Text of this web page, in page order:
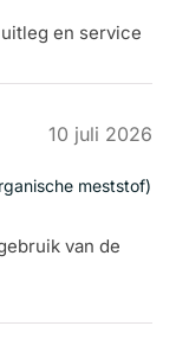
en service
10 juli 2026
meststof)
van de